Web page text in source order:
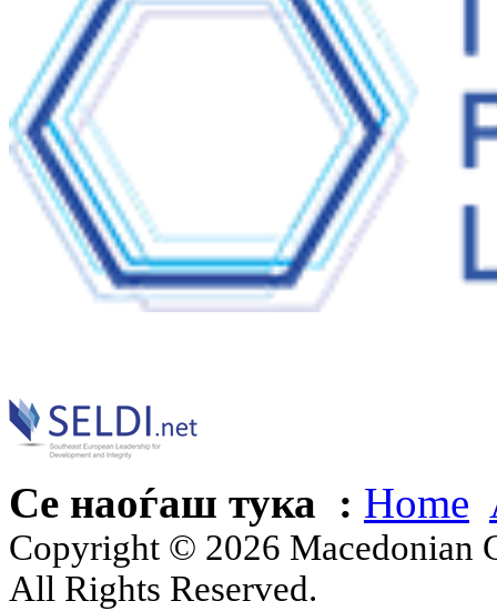
Се наоѓаш тука : Home
Copyright © 2026 Macedonian
All Rights Reserved.